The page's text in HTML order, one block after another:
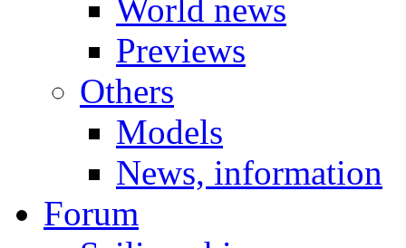
World news
Previews
Others
Models
News, information
Forum